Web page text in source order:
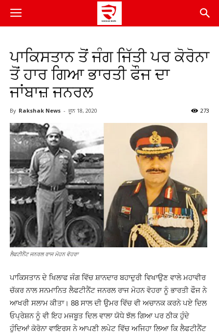
ਪਾਕਿਸਤਾਨ ਤੋਂ ਜੰਗ ਜਿੱਤੀ ਪਰ ਕੋਰੋਨਾ
ਤੋਂ ਹਾਰ ਗਿਆ ਭਾਰਤੀ ਫੌਜ ਦਾ
ਜਾਂਬਾਜ਼ ਜਨਰਲ
By Rakshak News - ਜੂਨ 18, 2020 273
ਲੈਫਟੀਨੈਂਟ ਜਨਰਲ ਰਾਜ ਮੋਹਨ ਵੋਹਰਾ
ਪਾਕਿਸਤਾਨ ਦੇ ਖਿਲਾਫ ਜੰਗ ਵਿੱਚ ਸ਼ਾਨਦਾਰ ਬਹਾਦੁਰੀ ਵਿਖਾਉਣ ਵਾਲੇ ਮਹਾਵੀਰ
ਚੱਕਰ ਨਾਲ ਸਨਮਾਨਿਤ ਲੈਫਟੀਨੈਂਟ ਜਨਰਲ ਰਾਜ ਮੋਹਨ ਵੋਹਰਾ ਨੂੰ ਭਾਰਤੀ ਫੌਜ ਨੇ
ਆਖਰੀ ਸਲਾਮ ਕੀਤਾ। 88 ਸਾਲ ਦੀ ਉਮਰ ਵਿੱਚ ਵੀ ਅਚਾਨਕ ਕਰਨੇ ਪਏ ਦਿਲ
ਓਪ੍ਰੇਸ਼ਨ ਨੂੰ ਵੀ ਇਹ ਮਜਬੂਤ ਦਿਲ ਵਾਲਾ ਯੋਧੇ ਝੱਲ ਗਿਆ ਪਰ ਠੀਕ ਹੁੰਦੇ
ਹੁੰਦਿਆਂ ਕੋਰੋਨਾ ਵਾਇਰਸ ਨੇ ਆਪਣੀ ਲਪੇਟ ਵਿੱਚ ਅਜਿਹਾ ਲਿਆ ਕਿ ਲੈਫਟੀਨੈਂਟ